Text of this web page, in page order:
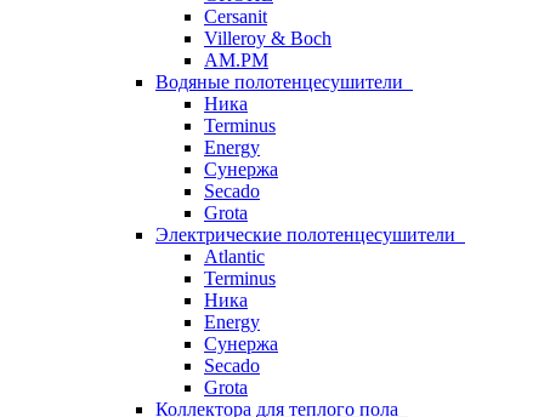
Cersanit
Villeroy & Boch
AM.PM
Водяные полотенцесушители
Ника
Terminus
Energy
Сунержа
Secado
Grota
Электрические полотенцесушители
Atlantic
Terminus
Ника
Energy
Сунержа
Secado
Grota
Коллектора для теплого пола